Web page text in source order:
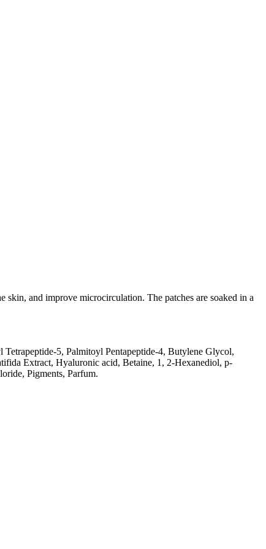
and improve microcirculation. The patches are soaked in a
5, Palmitoyl Pentapeptide-4, Butylene Glycol,
Extract, Hyaluronic acid, Betaine, 1, 2-Hexanediol, р-
Pigments, Parfum.